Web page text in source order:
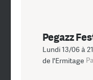
Pegazz
Lundi 13/06 à
de l'Ermitage